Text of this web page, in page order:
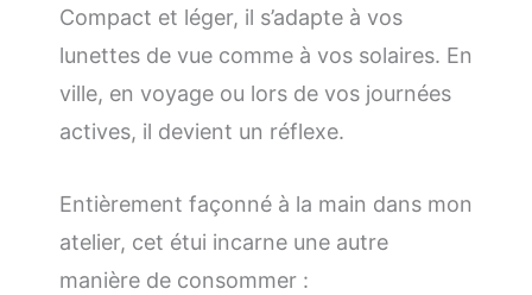
Compact et léger, il s’adapte à vos
lunettes de vue comme à vos solaires. En
ville, en voyage ou lors de vos journées
actives, il devient un réflexe.
Entièrement façonné à la main dans mon
atelier, cet étui incarne une autre
manière de consommer :